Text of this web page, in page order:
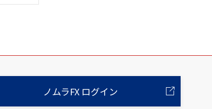
ノムラFX ログイン